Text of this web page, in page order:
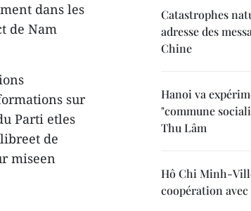
dans les
de Nam
sur
Parti etles
de
miseen
Catastrophes
adresse des
Chine
Hanoi va
"commune
Thu Lâm
Hô Chi Minh-
coopération